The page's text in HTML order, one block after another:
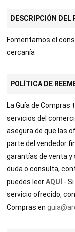
DESCRIPCIÓN DEL
Fomentamos el
cercanía
POLÍTICA DE
La Guía de
servicios del
asegura de que las
parte del vendedor
garantías de venta y
duda o consulta,
puedes leerAQUÍ -
servicio ofrecido,
Compras en